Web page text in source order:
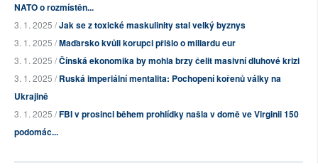
NATO o rozmístěn...
3. 1. 2025 /Jak se z toxické maskulinity stal velký byznys
3. 1. 2025 /Maďarsko kvůli korupci přišlo o miliardu eur
3. 1. 2025 /Čínská ekonomika by mohla brzy čelit masivní dluhové krizi
3. 1. 2025 /Ruská imperiální mentalita: Pochopení kořenů války na
Ukrajině
3. 1. 2025 /FBI v prosinci během prohlídky našla v domě ve Virginii 150
podomác...